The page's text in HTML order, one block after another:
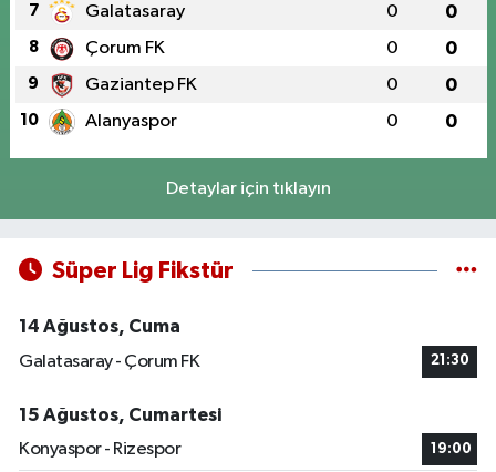
7 Galatasaray 0 0
8 Çorum FK 0 0
9 Gaziantep FK 0 0
10 Alanyaspor 0 0
Detaylar için tıklayın
Süper Lig Fikstür
14 Ağustos, Cuma
Galatasaray - Çorum FK
21:30
15 Ağustos, Cumartesi
Konyaspor - Rizespor
19:00